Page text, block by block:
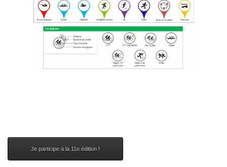
Je participe à la 11e édition !